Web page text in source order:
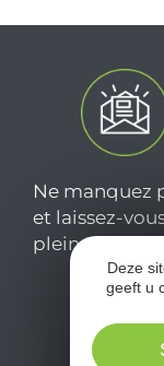
Ne manquez
et laissez-
pleinement
Deze
geeft u